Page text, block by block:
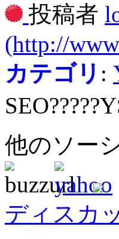
投稿者
(http://
カテゴリ :
他のソー
ディスカ